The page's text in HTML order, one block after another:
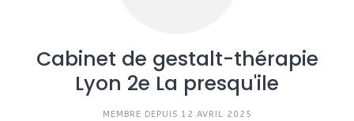
Cabinet de gestalt-thérapie
Lyon 2e La presqu'ile
MEMBRE DEPUIS 12 AVRIL 2025